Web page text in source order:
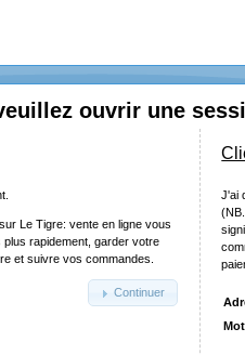
ouvrir une
Le Tigre: vente en ligne vous
rapidement, garder votre
et suivre vos commandes.
Continuer
J'ai